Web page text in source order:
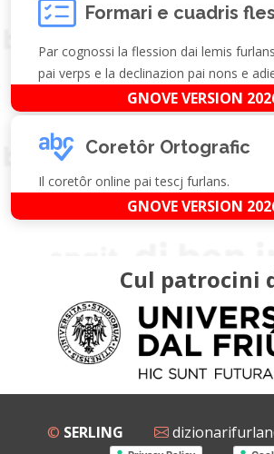
Formari e cuadris
Par cognossi la flession dai lemis
pai verps e la declinazion pai nons e
GNOVE VERSION
Coretôr Ortografic
Il coretôr online pai tescj furlans.
GNOVE VERSION
Cul patrocini
© SERLING